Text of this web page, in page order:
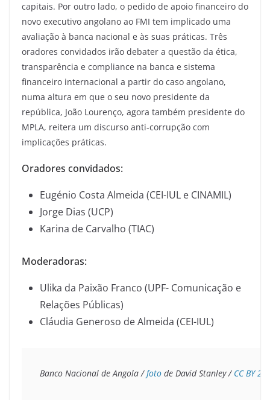
capitais. Por outro lado, o pedido de apoio financeiro do
novo executivo angolano ao FMI tem implicado uma
avaliação à banca nacional e às suas práticas. Três
oradores convidados irão debater a questão da ética,
transparência e compliance na banca e sistema
financeiro internacional a partir do caso angolano,
numa altura em que o seu novo presidente da
república, João Lourenço, agora também presidente do
MPLA, reitera um discurso anti-corrupção com
implicações práticas.
Oradores convidados:
Eugénio Costa Almeida (CEI-IUL e CINAMIL)
Jorge Dias (UCP)
Karina de Carvalho (TIAC)
Moderadoras:
Ulika da Paixão Franco (UPF- Comunicação e
Relações Públicas)
Cláudia Generoso de Almeida (CEI-IUL)
Banco Nacional de Angola / foto de David Stanley / CC BY 2.0